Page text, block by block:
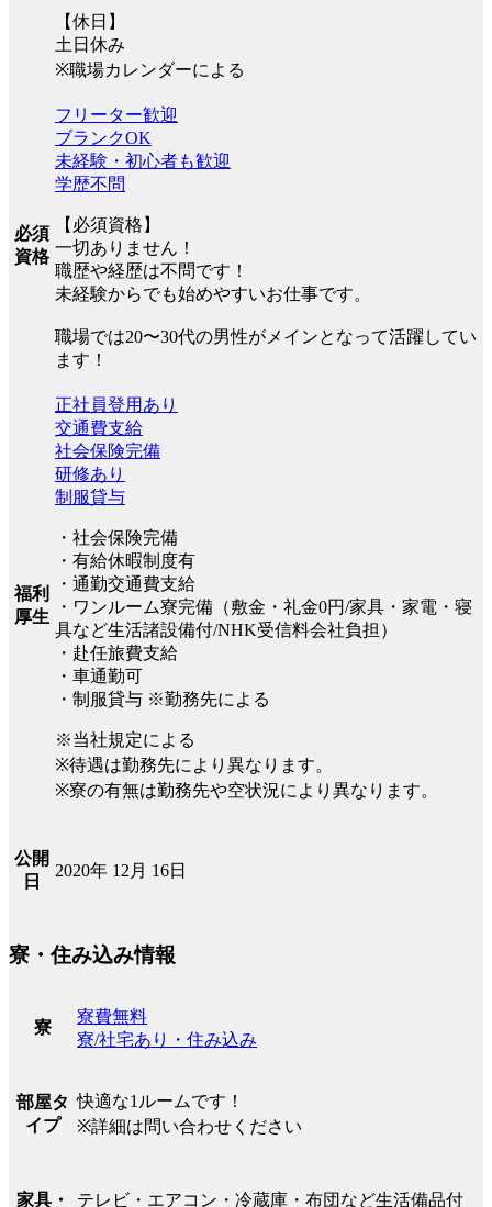
【休日】
土日休み
※職場カレンダーによる
必須
資格
フリーター歓迎
ブランクOK
未経験・初心者も歓迎
学歴不問
【必須資格】
一切ありません！
職歴や経歴は不問です！
未経験からでも始めやすいお仕事です。
職場では20〜30代の男性がメインとなって活躍してい
ます！
福利
厚生
正社員登用あり
交通費支給
社会保険完備
研修あり
制服貸与
・社会保険完備
・有給休暇制度有
・通勤交通費支給
・ワンルーム寮完備（敷金・礼金0円/家具・家電・寝
具など生活諸設備付/NHK受信料会社負担）
・赴任旅費支給
・車通勤可
・制服貸与 ※勤務先による
※当社規定による
※待遇は勤務先により異なります。
※寮の有無は勤務先や空状況により異なります。
公開
日
2020年 12月 16日
寮・住み込み情報
寮
寮費無料
寮/社宅あり・住み込み
部屋タ
イプ
快適な1ルームです！
※詳細は問い合わせください
家具・ テレビ・エアコン・冷蔵庫・布団など生活備品付